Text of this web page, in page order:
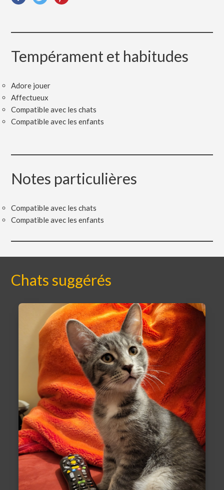
Tempérament et habitudes
Adore jouer
Affectueux
Compatible avec les chats
Compatible avec les enfants
Notes particulières
Compatible avec les chats
Compatible avec les enfants
Chats suggérés